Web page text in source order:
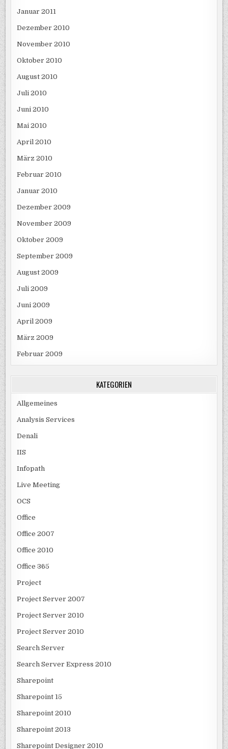
Januar 2011
Dezember 2010
November 2010
Oktober 2010
August 2010
Juli 2010
Juni 2010
Mai 2010
April 2010
März 2010
Februar 2010
Januar 2010
Dezember 2009
November 2009
Oktober 2009
September 2009
August 2009
Juli 2009
Juni 2009
April 2009
März 2009
Februar 2009
KATEGORIEN
Allgemeines
Analysis Services
Denali
IIS
Infopath
Live Meeting
OCS
Office
Office 2007
Office 2010
Office 365
Project
Project Server 2007
Project Server 2010
Project Server 2010
Search Server
Search Server Express 2010
Sharepoint
Sharepoint 15
Sharepoint 2010
Sharepoint 2013
Sharepoint Designer 2010